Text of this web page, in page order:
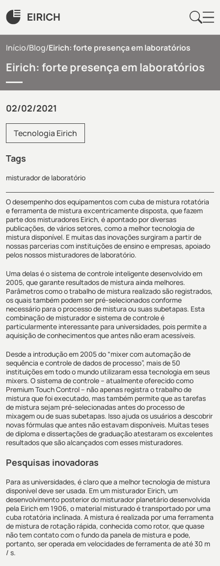
Início/Blog/Eirich: forte presença em laboratórios
Eirich: forte presença em laboratórios
O desempenho dos equipamentos com cuba de mistura rotatória
e ferramenta de mistura excentricamente disposta, que fazem
parte dos misturadores Eirich, é apontado por diversas
publicações, de vários setores, como a melhor tecnologia de
mistura disponível. E muitas das inovações surgiram a partir de
nossas parcerias com instituições de ensino e empresas, apoiado
pelos nossos misturadores de laboratório.
Uma delas é o sistema de controle inteligente desenvolvido em
2005, que garante resultados de mistura ainda melhores.
Parâmetros como o trabalho de mistura realizado são registrados,
os quais também podem ser pré-selecionados conforme
necessário para o processo de mistura ou suas subetapas. Esta
combinação de misturador e sistema de controle é
particularmente interessante para universidades, pois permite a
aquisição de conhecimentos que antes não eram acessíveis.
Desde a introdução em 2005 do “mixer com automação de
sequência e controle de dados de processo”, mais de 50
instituições em todo o mundo utilizaram essa tecnologia em seus
mixers. O sistema de controle – atualmente oferecido como
Premium Touch Control – não apenas registra o trabalho de
mistura que foi executado, mas também permite que as tarefas
de mistura sejam pré-selecionadas antes do processo de
mixagem ou de suas subetapas. Isso ajuda os usuários a descobrir
novas fórmulas que antes não estavam disponíveis. Muitas teses
de diploma e dissertações de graduação atestaram os excelentes
resultados que são alcançados com esses misturadores.
Pesquisas inovadoras
Para as universidades, é claro que a melhor tecnologia de mistura
disponível deve ser usada. Em um misturador Eirich, um
desenvolvimento posterior do misturador planetário desenvolvida
pela Eirich em 1906, o material misturado é transportado por uma
cuba rotatória inclinada. A mistura é realizada por uma ferramenta
de mistura de rotação rápida, conhecida como rotor, que quase
não tem contato com o fundo da panela de mistura e pode,
portanto, ser operada em velocidades de ferramenta de até 30 m
/ s.
02/02/2021
Tecnologia Eirich
Tags
misturador de laboratório